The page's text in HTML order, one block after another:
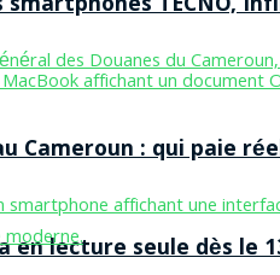
en lecture seule dès le
Cameroun : qui paie